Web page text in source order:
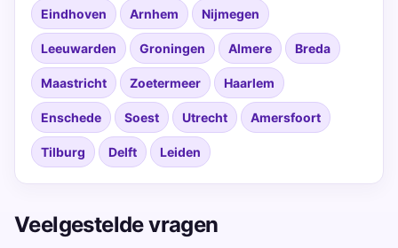
Eindhoven Arnhem Nijmegen
Leeuwarden Groningen Almere Breda
Maastricht Zoetermeer Haarlem
Enschede Soest Utrecht Amersfoort
Tilburg Delft Leiden
Veelgestelde vragen